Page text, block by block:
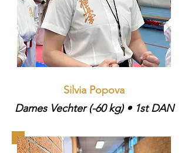
Silvia Popova​
Dames Vechter (-60 kg) • 1st DAN